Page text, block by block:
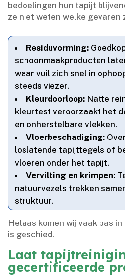
bedoelingen hun tapijt
ze niet weten welke gevaren
Residuvorming:
schoonmaakproducten
waar vuil zich snel in
steeds viezer.​
Kleurdoorloop: Natte
kleurtest veroorzaakt het
en onherstelbare vlekken.​
Vloerbeschadiging:
loslatende tapijttegels of
vloeren onder het tapijt.​
Vervilting en krimpen:
natuurvezels trekken
struktuur.​
Helaas komen wij vaak pas
is geschied.​
Laat
gecertificeerde